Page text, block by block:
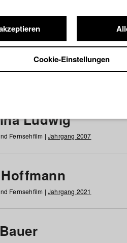
l m n o p q r s t u v w x
Ludwig
Fernsehfilm | Jahrgang 2007
Fernsehfilm | Jahrgang 2021
Cookie-Einstellungen